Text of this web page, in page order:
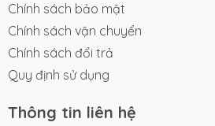
Chính sách bảo mật
Chính sách vận chuyển
Chính sách đổi trả
Quy định sử dụng
Thông tin liên hệ